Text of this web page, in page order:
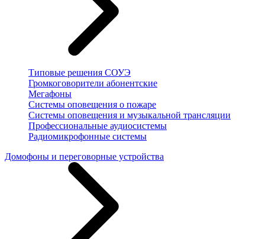
Типовые решения СОУЭ
Громкоговорители абонентские
Мегафоны
Системы оповещения о пожаре
Системы оповещения и музыкальной трансляции
Профессиональные аудиосистемы
Радиомикрофонные системы
Домофоны и переговорные устройства